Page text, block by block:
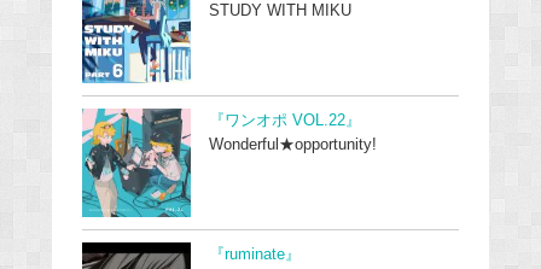
STUDY WITH MIKU
『ワンオポ VOL.22』
Wonderful★opportunity!
『ruminate』